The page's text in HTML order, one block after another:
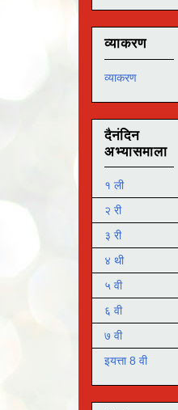
EDUTECHया You
व्याकरण
व्याकरण
दैनंदिन
अभ्यासमाला
१ ली
२ री
३ री
४ थी
५ वी
६ वी
७ वी
इयत्ता 8 वी